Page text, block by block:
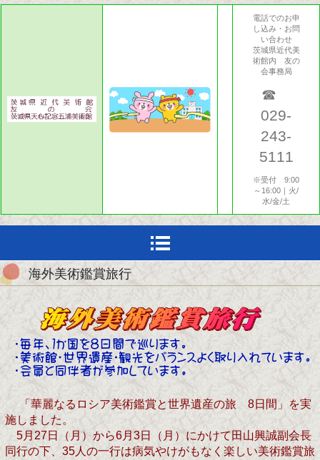
電話でのお申
し込み・お問
い合わせ
茨城県近代美
術館内 友の
会事務局
☎
029-
243-
5111
※受付 9:00
～16:00｜火/
水/金/土
海外美術鑑賞旅行
「華麗なるロシア美術鑑賞と世界遺産の旅 8日間」を実
施しました。
5月27日（月）から6月3日（月）にかけて田山興誠副会長
同行の下、35人の一行は病気やけがもなく楽しい美術鑑賞旅